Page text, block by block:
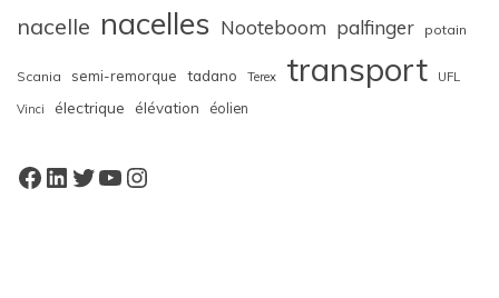
nacelle nacelles Nooteboom palfinger potain
Scania semi-remorque tadano Terex transport UFL
Vinci électrique élévation éolien
Facebook
LinkedIn
Twitter
YouTube
Instagram